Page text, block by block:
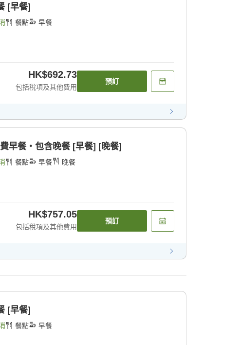
[早餐]
餐點 早餐
HK$692.73
包括稅項及其他費用
預訂
早餐・包含晚餐 [早餐] [晚餐]
餐點 早餐 晚餐
HK$757.05
包括稅項及其他費用
預訂
[早餐]
餐點 早餐